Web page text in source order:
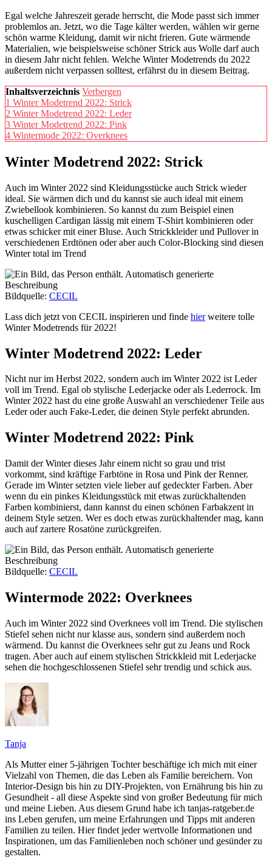
Egal welche Jahreszeit gerade herrscht, die Mode passt sich immer
problemlos an. Jetzt, wo die Tage kälter werden, wählen wir gerne
schön warme Kleidung, damit wir nicht frieren. Gute wärmende
Materialien, wie beispielsweise schöner Strick aus Wolle darf auch
in diesem Jahr nicht fehlen. Welche Winter Modetrends du 2022
außerdem nicht verpassen solltest, erfährst du in diesem Beitrag.
Inhaltsverzeichnis Verbergen
1 Winter Modetrend 2022: Strick
2 Winter Modetrend 2022: Leder
3 Winter Modetrend 2022: Pink
4 Wintermode 2022: Overknees
Winter Modetrend 2022: Strick
Auch im Winter 2022 sind Kleidungsstücke auch Strick wieder
ideal. Sie wärmen dich und du kannst sie auch ideal mit einem
Zwiebellook kombinieren. So kannst du zum Beispiel einen
kuschelligen Cardigan lässig mit einem T-Shirt kombinieren oder
etwas schicker mit einer Bluse. Auch Strickkleider und Pullover in
verschiedenen Erdtönen oder aber auch Color-Blocking sind diesen
Winter total im Trend
Bildquelle: CECIL
Lass dich jetzt von CECIL inspirieren und finde hierweitere tolle
Winter Modetrends für 2022!
Winter Modetrend 2022: Leder
Nicht nur im Herbst 2022, sondern auch im Winter 2022 ist Leder
voll im Trend. Egal ob stylische Lederjacke oder als Lederrock. Im
Winter 2022 hast du eine große Auswahl an verschiedener Teile aus
Leder oder auch Fake-Leder, die deinen Style perfekt abrunden.
Winter Modetrend 2022: Pink
Damit der Winter dieses Jahr einem nicht so grau und trist
vorkommt, sind kräftige Farbtöne in Rosa und Pink der Renner.
Gerade im Winter setzten viele lieber auf gedeckter Farben. Aber
wenn du ein pinkes Kleidungsstück mit etwas zurückhaltenden
Farben kombinierst, dann kannst du einen schönen Farbakzent in
deinem Style setzen. Wer es doch etwas zurückhaltender mag, kann
auch auf zartere Rosatöne zurückgreifen.
Bildquelle: CECIL
Wintermode 2022: Overknees
Auch im Winter 2022 sind Overknees voll im Trend. Die stylischen
Stiefel sehen nicht nur klasse aus, sondern sind außerdem noch
wärmend. Du kannst die Overknees sehr gut zu Jeans und Rock
tragen. Aber auch auf einem stylischen Strickkleid mit Lederjacke
sehen die hochgeschlossenen Stiefel sehr trendig und schick aus.
Tanja
Als Mutter einer 5-jährigen Tochter beschäftige ich mich mit einer
Vielzahl von Themen, die das Leben als Familie bereichern. Von
Interior-Design bis hin zu DIY-Projekten, von Ernährung bis hin zu
Gesundheit - all diese Aspekte sind von großer Bedeutung für mich
und meine Lieben. Aus diesem Grund habe ich tanjas-ratgeber.de
ins Leben gerufen, um meine Erfahrungen und Tipps mit anderen
Familien zu teilen. Hier findet jeder wertvolle Informationen und
Inspirationen, um das Familienleben noch schöner und gesünder zu
gestalten.